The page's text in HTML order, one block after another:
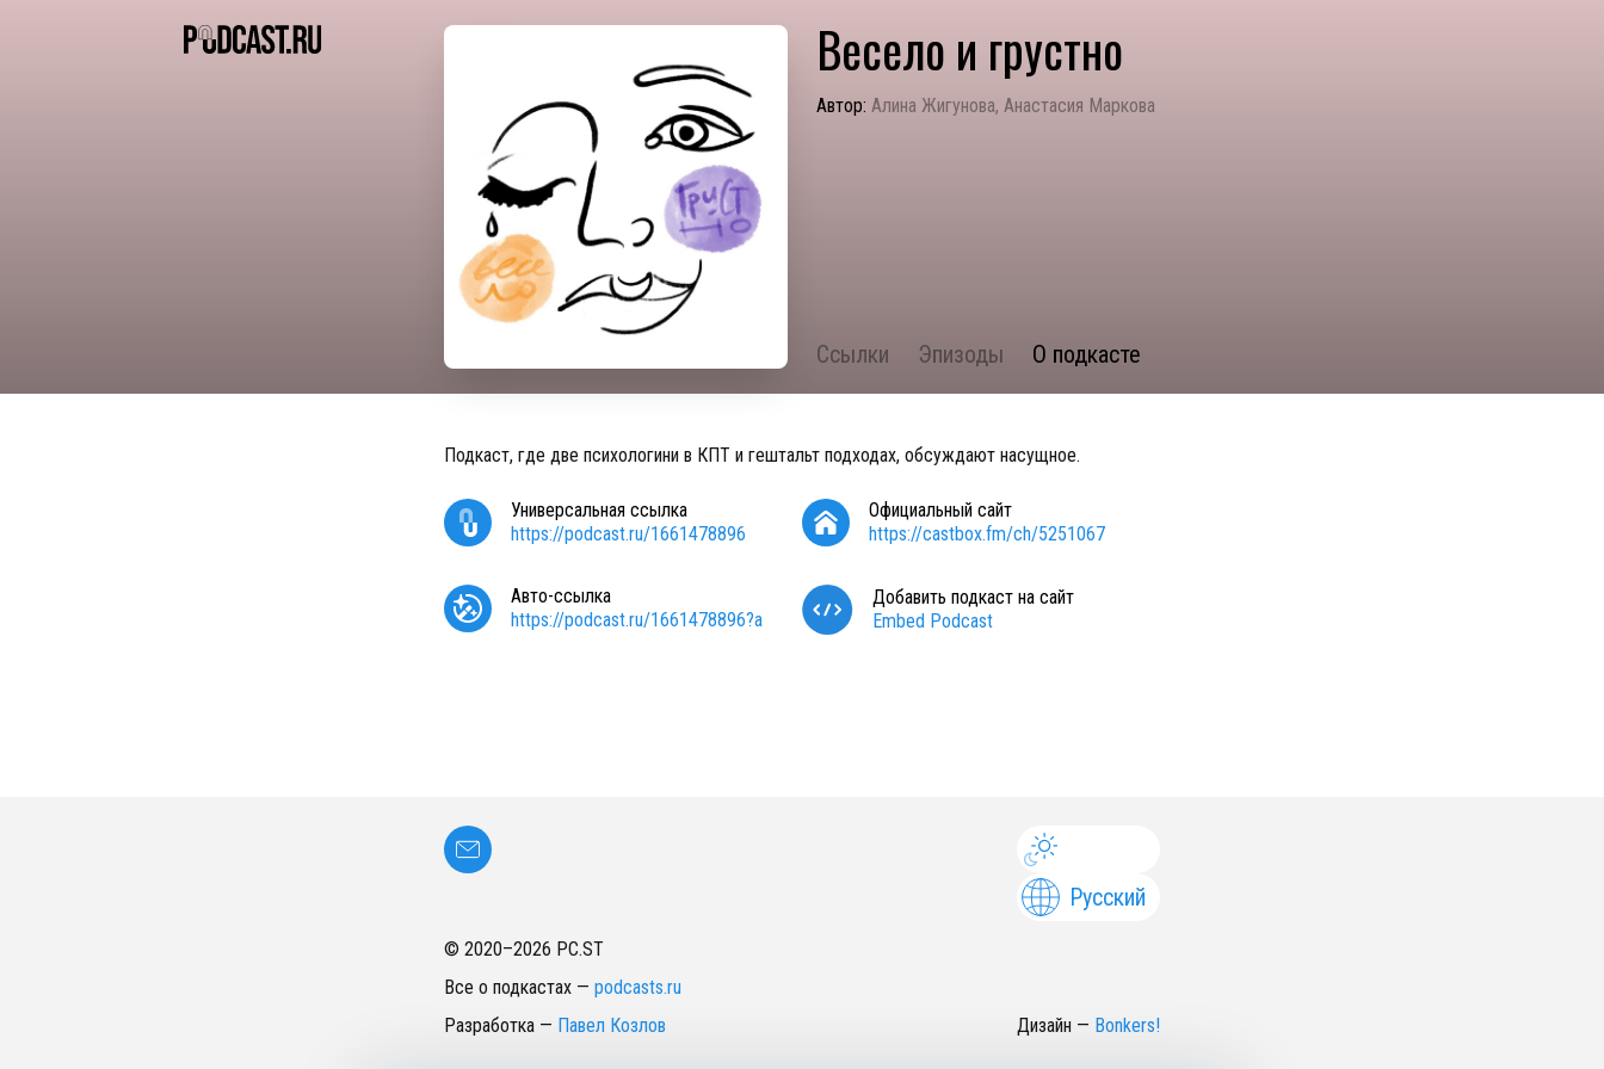
Весело и грустно
Автор: Алина Жигунова, Анастасия Маркова
Ссылки Эпизоды О подкасте
Подкаст, где две психологини в КПТ и гештальт подходах, обсуждают насущное.
Универсальная ссылка
https://podcast.ru/1661478896
Официальный сайт
https://castbox.fm/ch/5251067
Авто-ссылка
https://podcast.ru/1661478896?a
Добавить подкаст на сайт
Embed Podcast
Русский
© 2020–2026 PC.ST
Все о подкастах — podcasts.ru
Разработка — Павел Козлов Дизайн — Bonkers!